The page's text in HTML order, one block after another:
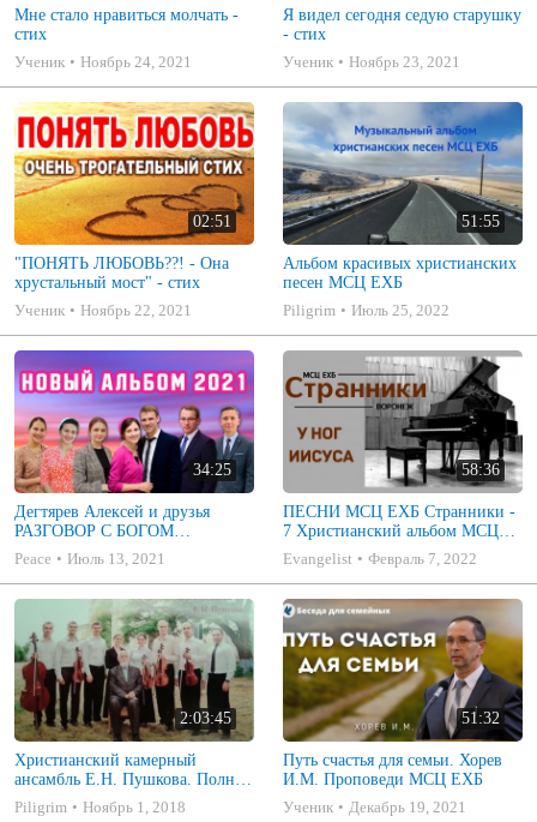
Мне стало нравиться молчать -
стих
Ученик
Ноябрь 24, 2021
Я видел сегодня седую старушку
- стих
Ученик
Ноябрь 23, 2021
02:51
"ПОНЯТЬ ЛЮБОВЬ??! - Она
хрустальный мост" - стих
Ученик
Ноябрь 22, 2021
51:55
Альбом красивых христианских
песен МСЦ ЕХБ
Piligrim
Июль 25, 2022
34:25
Дегтярев Алексей и друзья
РАЗГОВОР С БОГОМ
Христианские песни МСЦ ЕХБ
2021 (7я)
Peace Июль 13, 2021
58:36
ПЕСНИ МСЦ ЕХБ Странники -
7 Христианский альбом МСЦ
ЕХБ
Evangelist Февраль 7, 2022
2:03:45
Христианский камерный
ансамбль Е.Н. Пушкова. Полное
собрание
Piligrim Ноябрь 1, 2018
51:32
Путь счастья для семьи. Хорев
И.М. Проповеди МСЦ ЕХБ
Ученик
Декабрь 19, 2021